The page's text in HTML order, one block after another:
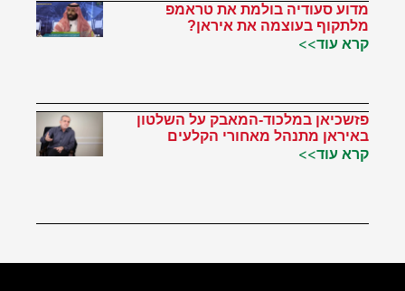
מדוע סעודיה בולמת את טראמפ
מלתקוף בעוצמה את איראן?
קרא עוד>>
פזשכיאן במלכוד-המאבק על השלטון
באיראן מתנהל מאחורי הקלעים
קרא עוד>>